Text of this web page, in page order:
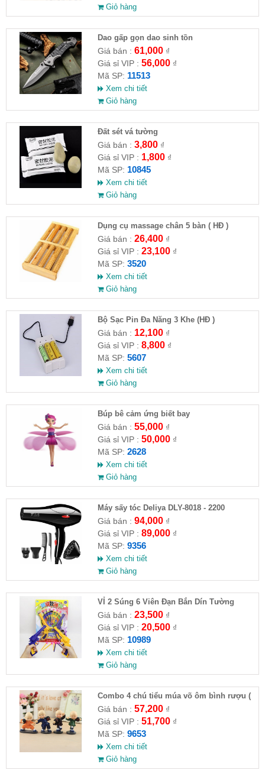
Giỏ hàng
Dao gấp gọn dao sinh tồn
Giá bán : 61,000₫
Giá sỉ VIP : 56,000₫
Mã SP: 11513
Xem chi tiết
Giỏ hàng
Đất sét vá tường
Giá bán : 3,800₫
Giá sỉ VIP : 1,800₫
Mã SP: 10845
Xem chi tiết
Giỏ hàng
Dụng cụ massage chân 5 bàn ( HĐ )
Giá bán : 26,400₫
Giá sỉ VIP : 23,100₫
Mã SP: 3520
Xem chi tiết
Giỏ hàng
Bộ Sạc Pin Đa Năng 3 Khe (HĐ )
Giá bán : 12,100₫
Giá sỉ VIP : 8,800₫
Mã SP: 5607
Xem chi tiết
Giỏ hàng
​Búp bê cảm ứng biết bay
Giá bán : 55,000₫
Giá sỉ VIP : 50,000₫
Mã SP: 2628
Xem chi tiết
Giỏ hàng
Máy sấy tóc Deliya DLY-8018 - 2200
Giá bán : 94,000₫
Giá sỉ VIP : 89,000₫
Mã SP: 9356
Xem chi tiết
Giỏ hàng
VỈ 2 Súng 6 Viên Đạn Bắn Dín Tường
Giá bán : 23,500₫
Giá sỉ VIP : 20,500₫
Mã SP: 10989
Xem chi tiết
Giỏ hàng
Combo 4 chú tiểu múa võ ôm bình rượu (
HĐ )
Giá bán : 57,200₫
Giá sỉ VIP : 51,700₫
Mã SP: 9653
Xem chi tiết
Giỏ hàng